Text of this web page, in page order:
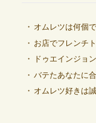
オムレツは何個
お店でフレンチ
ドゥエインジョ
バテたあなたに
オムレツ好きは